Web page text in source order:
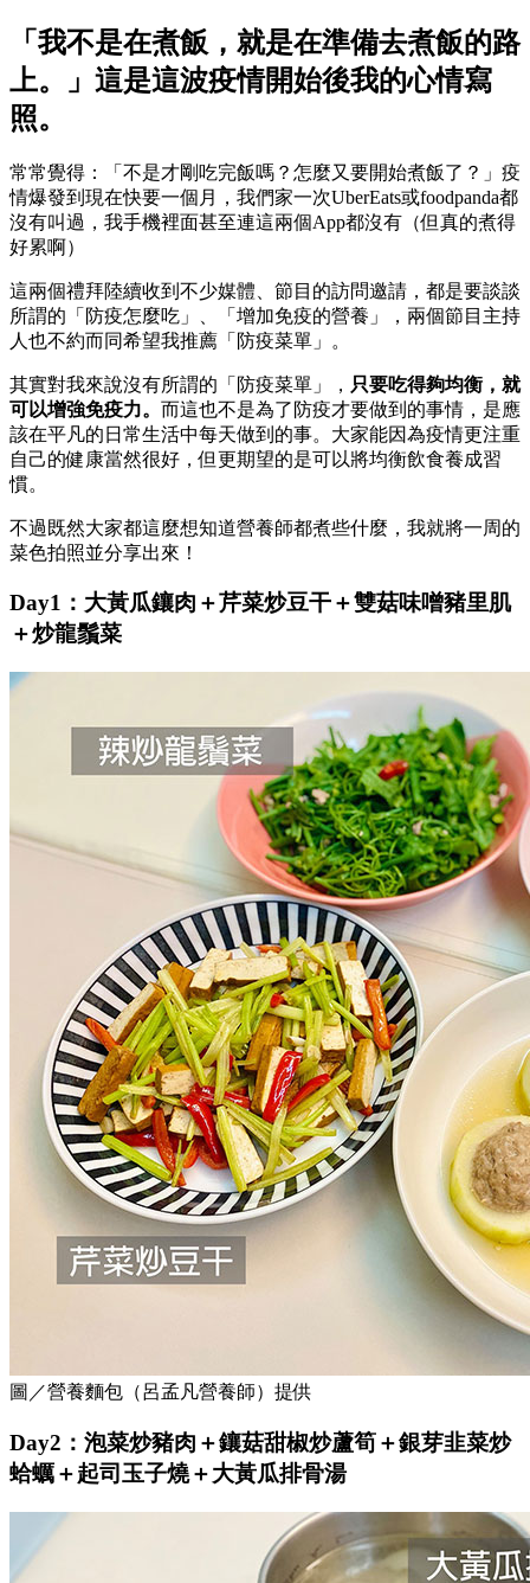
「我不是在煮飯，就是在準備去煮飯的路
上。」這是這波疫情開始後我的心情寫
照。
常常覺得：「不是才剛吃完飯嗎？怎麼又要開始煮飯了？」疫
情爆發到現在快要一個月，我們家一次UberEats或foodpanda都
沒有叫過，我手機裡面甚至連這兩個App都沒有（但真的煮得
好累啊）
這兩個禮拜陸續收到不少媒體、節目的訪問邀請，都是要談談
所謂的「防疫怎麼吃」、「增加免疫的營養」，兩個節目主持
人也不約而同希望我推薦「防疫菜單」。
其實對我來說沒有所謂的「防疫菜單」， 只要吃得夠均衡，就
可以增強免疫力。 而這也不是為了防疫才要做到的事情，是應
該在平凡的日常生活中每天做到的事。大家能因為疫情更注重
自己的健康當然很好，但更期望的是可以將均衡飲食養成習
慣。
不過既然大家都這麼想知道營養師都煮些什麼，我就將一周的
菜色拍照並分享出來！
Day1：大黃瓜鑲肉＋芹菜炒豆干＋雙菇味噌豬里肌
＋炒龍鬚菜
圖／營養麵包（呂孟凡營養師）提供
Day2：泡菜炒豬肉＋鑲菇甜椒炒蘆筍＋銀芽韭菜炒
蛤蠣＋起司玉子燒＋大黃瓜排骨湯